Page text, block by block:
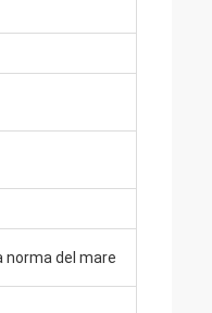
norma del mare